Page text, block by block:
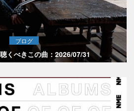
ブログ
くべきこの曲：2026/07/31